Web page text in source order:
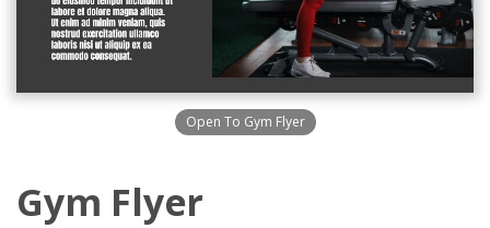
Open To Gym Flyer
Gym Flyer